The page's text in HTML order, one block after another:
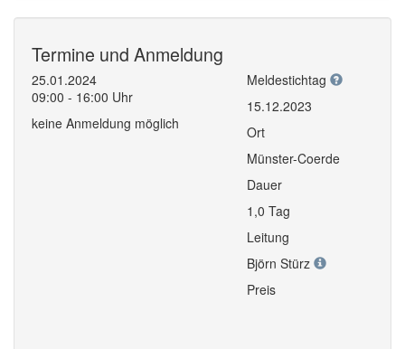
Termine und Anmeldung
25.01.2024
09:00 - 16:00 Uhr
keine Anmeldung möglich
Meldestichtag
15.12.2023
Ort
Münster-Coerde
Dauer
1,0 Tag
Leitung
Björn Stürz
Preis